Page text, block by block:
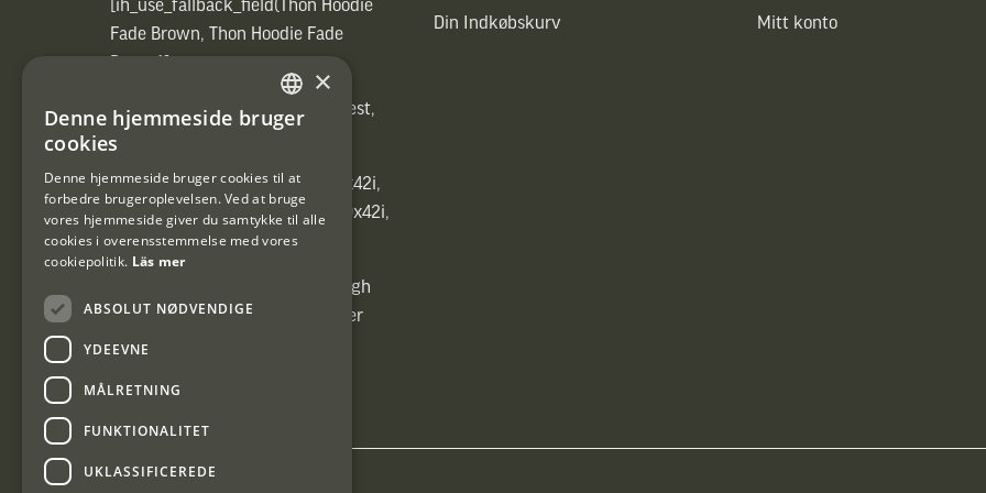
[ih_use_fallback_field(Thon Hoodie
Fade Brown, Thon Hoodie Fade
[ih_use_fallback_field(Heated vest,
Heated vest)]
[ih_use_fallback_field(C6 1,7-10x42i,
6ggr förstoringsväxel!, C6 1,7-10x42i,
6ggr förstoringsväxel!)]
[ih_use_fallback_field(Carrier High
Energy Professional 15kg, Carrier
High Energy Professional 15kg)]
Din Indkøbskurv Mitt konto
SWEDISH
×
Denne hjemmeside bruger
cookies
Denne hjemmeside bruger cookies til at
forbedre brugeroplevelsen. Ved at bruge
vores hjemmeside giver du samtykke til alle
cookies i overensstemmelse med vores
cookiepolitik. Läs mer
ABSOLUT NØDVENDIGE
YDEEVNE
MÅLRETNING
FUNKTIONALITET
UKLASSIFICEREDE